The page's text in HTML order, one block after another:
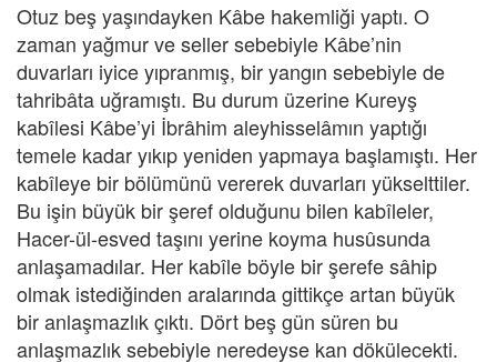
Otuz beş yaşındayken Kâbe hakemliği yaptı. O
zaman yağmur ve seller sebebiyle Kâbe’nin
duvarları iyice yıpranmış, bir yangın sebebiyle de
tahribâta uğramıştı. Bu durum üzerine Kureyş
kabîlesi Kâbe’yi İbrâhim aleyhisselâmın yaptığı
temele kadar yıkıp yeniden yapmaya başlamıştı. Her
kabîleye bir bölümünü vererek duvarları yükselttiler.
Bu işin büyük bir şeref olduğunu bilen kabîleler,
Hacer-ül-esved taşını yerine koyma husûsunda
anlaşamadılar. Her kabîle böyle bir şerefe sâhip
olmak istediğinden aralarında gittikçe artan büyük
bir anlaşmazlık çıktı. Dört beş gün süren bu
anlaşmazlık sebebiyle neredeyse kan dökülecekti.